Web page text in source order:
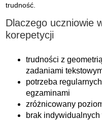
trudność.
Dlaczego uczniowie
korepetycji
trudności z
zadaniami
potrzeba
egzaminami
zróżnicowany
brak